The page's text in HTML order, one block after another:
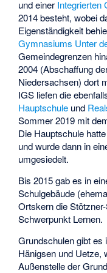
und einer Integrierten
2014 besteht, wobei
Eigenständigkeit
Gymnasiums Unter
Gemeindegrenzen
2004 (Abschaffung
Niedersachsen) dort
IGS liefen die
Hauptschule und
Sommer 2019 mit
Die Hauptschule
und wurde dann in
umgesiedelt.
Bis 2015 gab es in
Schulgebäude
Ortskern die
Schwerpunkt Lernen.
Grundschulen gibt es
Hänigsen und Uetze,
Außenstelle der